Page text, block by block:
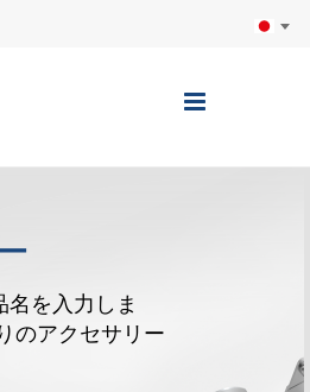
ナ
を入力しま
のアクセサリー